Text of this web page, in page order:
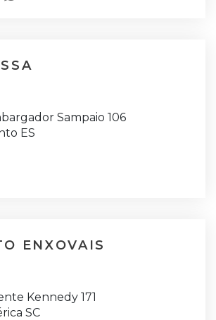
Sampaio 106
ES
ENXOVAIS
Kennedy 171
SC